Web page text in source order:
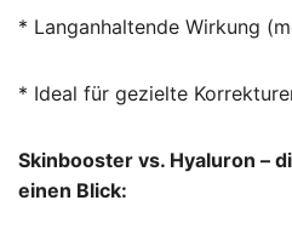
* Langanhaltende Wirkung
* Ideal für gezielte
Skinbooster vs. Hyaluron –
einen Blick: